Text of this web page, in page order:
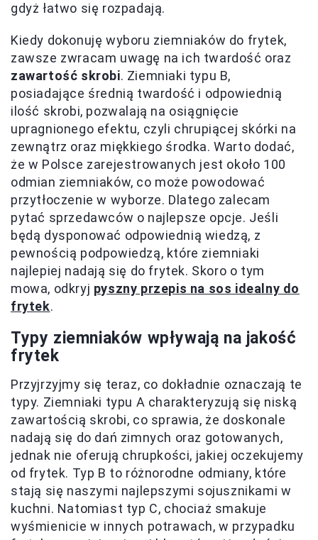
gdyż łatwo się rozpadają.
Kiedy dokonuję wyboru ziemniaków do frytek,
zawsze zwracam uwagę na ich twardość oraz
zawartość skrobi. Ziemniaki typu B,
posiadające średnią twardość i odpowiednią
ilość skrobi, pozwalają na osiągnięcie
upragnionego efektu, czyli chrupiącej skórki na
zewnątrz oraz miękkiego środka. Warto dodać,
że w Polsce zarejestrowanych jest około 100
odmian ziemniaków, co może powodować
przytłoczenie w wyborze. Dlatego zalecam
pytać sprzedawców o najlepsze opcje. Jeśli
będą dysponować odpowiednią wiedzą, z
pewnością podpowiedzą, które ziemniaki
najlepiej nadają się do frytek. Skoro o tym
mowa, odkryj pyszny przepis na sos idealny do
frytek.
Typy ziemniaków wpływają na jakość
frytek
Przyjrzyjmy się teraz, co dokładnie oznaczają te
typy. Ziemniaki typu A charakteryzują się niską
zawartością skrobi, co sprawia, że doskonale
nadają się do dań zimnych oraz gotowanych,
jednak nie oferują chrupkości, jakiej oczekujemy
od frytek. Typ B to różnorodne odmiany, które
stają się naszymi najlepszymi sojusznikami w
kuchni. Natomiast typ C, chociaż smakuje
wyśmienicie w innych potrawach, w przypadku